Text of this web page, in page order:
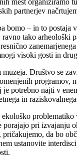
– in to
tako
visoki gosti in
Društvo se
potrebno najti v
in
pri
da bo
ustanovite